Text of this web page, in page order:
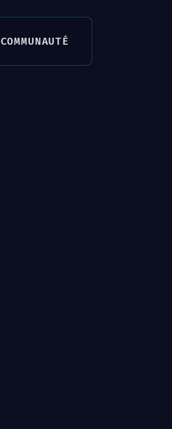
COMMUNAUTÉ